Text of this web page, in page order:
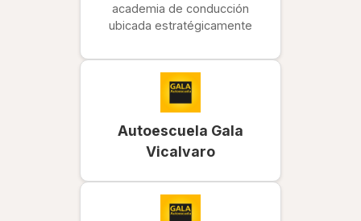
academia de conducción
ubicada estratégicamente
Autoescuela Gala
Vicalvaro